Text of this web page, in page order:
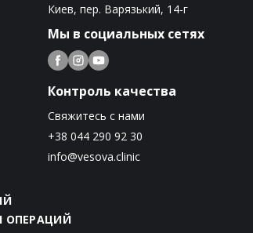
Киев, пер. Варязький, 14-г
Мы в социальных сетях
Контроль качества
Свяжитесь с нами
+38 044 290 92 30
info@vesova.clinic
ОПЕРАЦИЙ